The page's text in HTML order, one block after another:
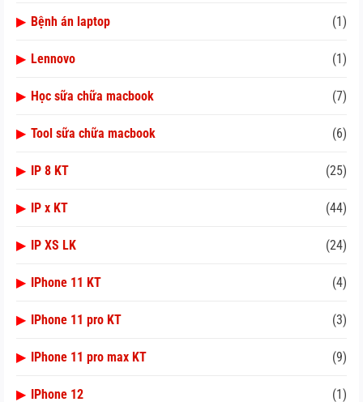
▶ Bệnh án laptop (1)
▶ Lennovo (1)
▶ Học sữa chữa macbook (7)
▶ Tool sữa chữa macbook (6)
▶ IP 8 KT (25)
▶ IP x KT (44)
▶ IP XS LK (24)
▶ IPhone 11 KT (4)
▶ IPhone 11 pro KT (3)
▶ IPhone 11 pro max KT (9)
▶ IPhone 12 (1)